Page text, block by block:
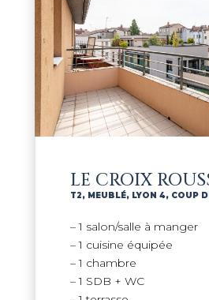
LE CROIX
T2, MEUBLÉ, LYON 4, COUP
– 1 salon/salle à manger
– 1 cuisine équipée
– 1 chambre
– 1 SDB + WC